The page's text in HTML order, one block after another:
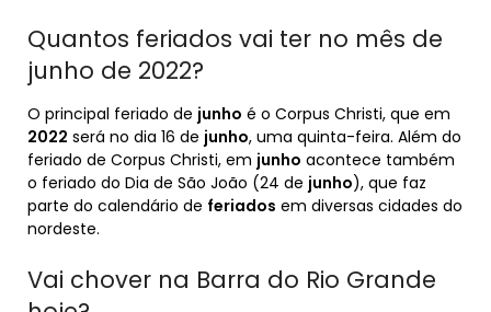
Quantos feriados vai ter no mês de
junho de 2022?
O principal feriado de junho é o Corpus Christi, que em
2022 será no dia 16 de junho, uma quinta-feira. Além do
feriado de Corpus Christi, em junho acontece também
o feriado do Dia de São João (24 de junho), que faz
parte do calendário de feriados em diversas cidades do
nordeste.
Vai chover na Barra do Rio Grande